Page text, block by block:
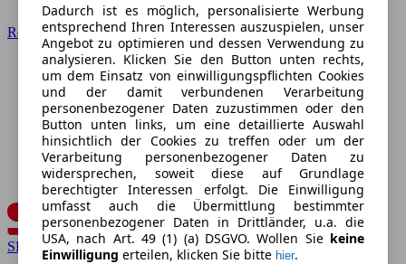
Renault
SEAT
Dadurch ist es möglich, personalisierte Werbung
entsprechend Ihren Interessen auszuspielen, unser
Angebot zu optimieren und dessen Verwendung zu
analysieren. Klicken Sie den Button unten rechts,
um dem Einsatz von einwilligungspflichten Cookies
und der damit verbundenen Verarbeitung
personenbezogener Daten zuzustimmen oder den
Button unten links, um eine detaillierte Auswahl
hinsichtlich der Cookies zu treffen oder um der
Verarbeitung personenbezogener Daten zu
widersprechen, soweit diese auf Grundlage
berechtigter Interessen erfolgt. Die Einwilligung
umfasst auch die Übermittlung bestimmter
personenbezogener Daten in Drittländer, u.a. die
USA, nach Art. 49 (1) (a) DSGVO. Wollen Sie keine
Einwilligung erteilen, klicken Sie bitte hier.